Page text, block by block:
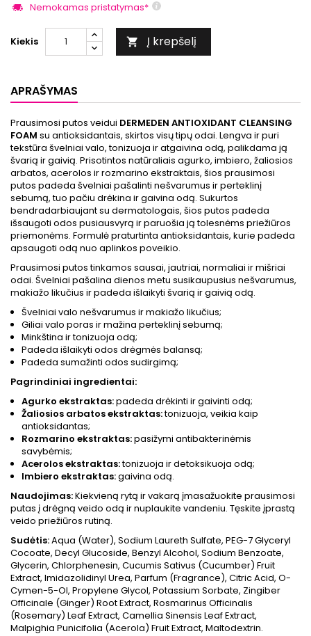
Nemokamas pristatymas*
Kiekis  Į krepšelį
APRAŠYMAS
Prausimosi putos veidui DERMEDEN ANTIOXIDANT CLEANSING
FOAM su antioksidantais, skirtos visų tipų odai. Lengva ir puri
tekstūra švelniai valo, tonizuoja ir atgaivina odą, palikdama ją
švarią ir gaivią. Prisotintos natūraliais agurko, imbiero, žaliosios
arbatos, acerolos ir rozmarino ekstraktais, šios prausimosi
putos padeda švelniai pašalinti nešvarumus ir perteklinį
sebumą, tuo pačiu drėkina ir gaivina odą. Sukurtos
bendradarbiaujant su dermatologais, šios putos padeda
išsaugoti odos pusiausvyrą ir paruošia ją tolesnėms priežiūros
priemonėms. Formulė praturtinta antioksidantais, kurie padeda
apsaugoti odą nuo aplinkos poveikio.
Prausimosi putos tinkamos sausai, jautriai, normaliai ir mišriai
odai. Švelniai pašalina dienos metu susikaupusius nešvarumus,
makiažo likučius ir padeda išlaikyti švarią ir gaivią odą.
Švelniai valo nešvarumus ir makiažo likučius;
Giliai valo poras ir mažina perteklinį sebumą;
Minkština ir tonizuoja odą;
Padeda išlaikyti odos drėgmės balansą;
Padeda sumažinti odos sudirgimą;
Pagrindiniai ingredientai:
Agurko ekstraktas:padeda drėkinti ir gaivinti odą;
Žaliosios arbatos ekstraktas:tonizuoja, veikia kaip
antioksidantas;
Rozmarino ekstraktas:pasižymi antibakterinėmis
savybėmis;
Acerolos ekstraktas:tonizuoja ir detoksikuoja odą;
Imbiero ekstraktas:gaivina odą.
Naudojimas:Kiekvieną rytą ir vakarą įmasažuokite prausimosi
putas į drėgną veido odą ir nuplaukite vandeniu. Tęskite įprastą
veido priežiūros rutiną.
Sudėtis:Aqua (Water), Sodium Laureth Sulfate, PEG-7 Glyceryl
Cocoate, Decyl Glucoside, Benzyl Alcohol, Sodium Benzoate,
Glycerin, Chlorphenesin, Cucumis Sativus (Cucumber) Fruit
Extract, Imidazolidinyl Urea, Parfum (Fragrance), Citric Acid, O-
Cymen-5-Ol, Propylene Glycol, Potassium Sorbate, Zingiber
Officinale (Ginger) Root Extract, Rosmarinus Officinalis
(Rosemary) Leaf Extract, Camellia Sinensis Leaf Extract,
Malpighia Punicifolia (Acerola) Fruit Extract, Maltodextrin.